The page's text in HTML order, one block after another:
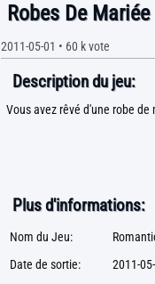
Robes De
2011-05-01 • 60 kvote
Description du jeu:
Vous avez rêvé d'une robe
Plus d'informations:
Nom du Jeu:
Date de sortie:
2011-